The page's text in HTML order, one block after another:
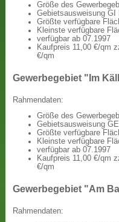
Größe des
Gebietsausweisung GI
Größte verfügbare
Kleinste verfügbare
verfügbar ab 07.1997
Kaufpreis 11,00 €/qm
€/qm
Gewerbegebiet "Im
Rahmendaten:
Größe des
Gebietsausweisung
Größte verfügbare
Kleinste verfügbare
verfügbar ab 07.1997
Kaufpreis 11,00 €/qm
€/qm
Gewerbegebiet "Am
Rahmendaten: